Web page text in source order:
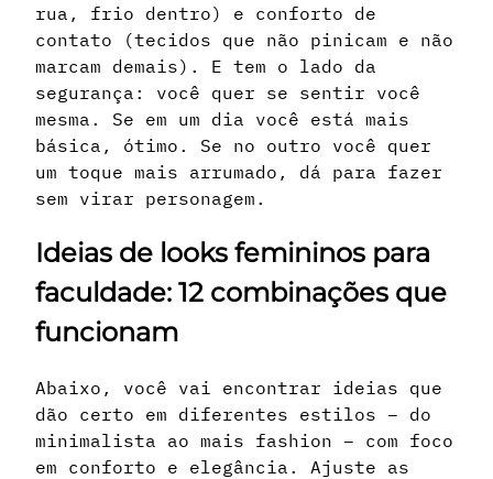
rua, frio dentro) e conforto de
contato (tecidos que não pinicam e não
marcam demais). E tem o lado da
segurança: você quer se sentir você
mesma. Se em um dia você está mais
básica, ótimo. Se no outro você quer
um toque mais arrumado, dá para fazer
sem virar personagem.
Ideias de looks femininos para
faculdade: 12 combinações que
funcionam
Abaixo, você vai encontrar ideias que
dão certo em diferentes estilos – do
minimalista ao mais fashion – com foco
em conforto e elegância. Ajuste as